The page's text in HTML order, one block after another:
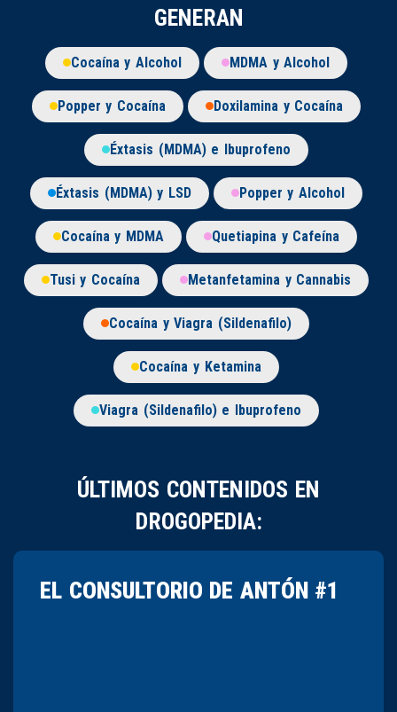
GENERAN
Cocaína y Alcohol MDMA y Alcohol
Popper y Cocaína Doxilamina y Cocaína
Éxtasis (MDMA) e Ibuprofeno
Éxtasis (MDMA) y LSD Popper y Alcohol
Cocaína y MDMA Quetiapina y Cafeína
Tusi y Cocaína Metanfetamina y Cannabis
Cocaína y Viagra (Sildenafilo)
Cocaína y Ketamina
Viagra (Sildenafilo) e Ibuprofeno
ÚLTIMOS CONTENIDOS EN
DROGOPEDIA:
EL CONSULTORIO DE ANTÓN #1